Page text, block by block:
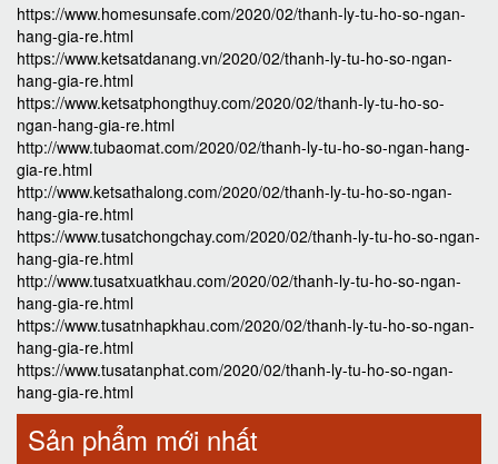
https://www.homesunsafe.com/2020/02/thanh-ly-tu-ho-so-ngan-
hang-gia-re.html
https://www.ketsatdanang.vn/2020/02/thanh-ly-tu-ho-so-ngan-
hang-gia-re.html
https://www.ketsatphongthuy.com/2020/02/thanh-ly-tu-ho-so-
ngan-hang-gia-re.html
http://www.tubaomat.com/2020/02/thanh-ly-tu-ho-so-ngan-hang-
gia-re.html
http://www.ketsathalong.com/2020/02/thanh-ly-tu-ho-so-ngan-
hang-gia-re.html
https://www.tusatchongchay.com/2020/02/thanh-ly-tu-ho-so-ngan-
hang-gia-re.html
http://www.tusatxuatkhau.com/2020/02/thanh-ly-tu-ho-so-ngan-
hang-gia-re.html
https://www.tusatnhapkhau.com/2020/02/thanh-ly-tu-ho-so-ngan-
hang-gia-re.html
https://www.tusatanphat.com/2020/02/thanh-ly-tu-ho-so-ngan-
hang-gia-re.html
Sản phẩm mới nhất